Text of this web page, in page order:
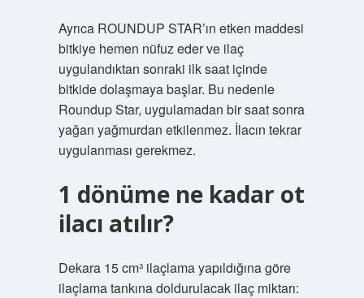
Ayrıca ROUNDUP STAR’ın etken maddesi
bitkiye hemen nüfuz eder ve ilaç
uygulandıktan sonraki ilk saat içinde
bitkide dolaşmaya başlar. Bu nedenle
Roundup Star, uygulamadan bir saat sonra
yağan yağmurdan etkilenmez. İlacın tekrar
uygulanması gerekmez.
1 dönüme ne kadar ot
ilacı atılır?
Dekara 15 cm³ ilaçlama yapıldığına göre
ilaçlama tankına doldurulacak ilaç miktarı: